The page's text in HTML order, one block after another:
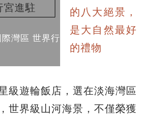
灣區 世界行
的八大絕景，
是大自然最好
的禮物
級遊輪飯店，選在淡海灣區
世界級山河海景，不僅榮獲